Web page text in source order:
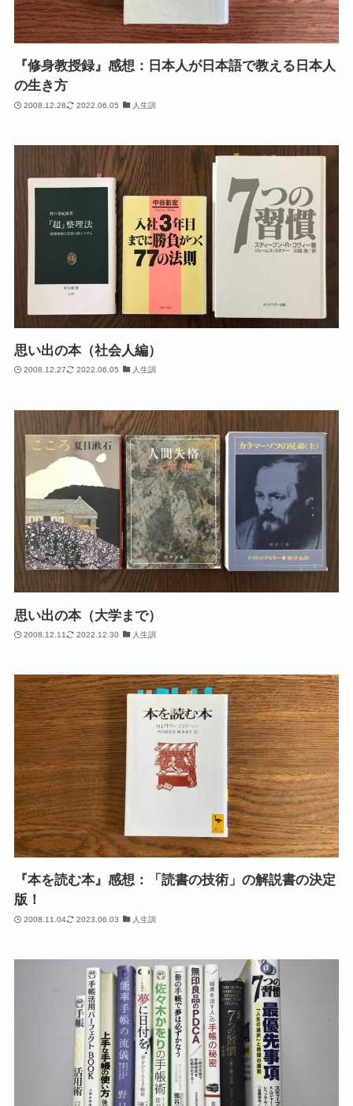
『修身教授録』感想：日本人が日本語で教える日本人
の生き方
2008.12.28 2022.06.05 人生訓
思い出の本（社会人編）
2008.12.27 2022.06.05 人生訓
思い出の本（大学まで）
2008.12.11 2022.12.30 人生訓
『本を読む本』感想：「読書の技術」の解説書の決定
版！
2008.11.04 2023.06.03 人生訓